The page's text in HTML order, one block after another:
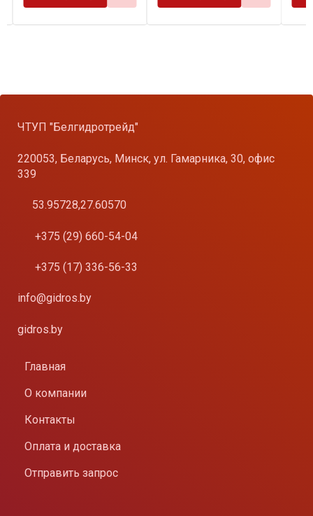
ЧТУП "Белгидротрейд"
220053, Беларусь, Минск, ул. Гамарника, 30, офис
339
53.95728,27.60570
+375 (29) 660-54-04
+375 (17) 336-56-33
info@gidros.by
gidros.by
Главная
О компании
Контакты
Оплата и доставка
Отправить запрос